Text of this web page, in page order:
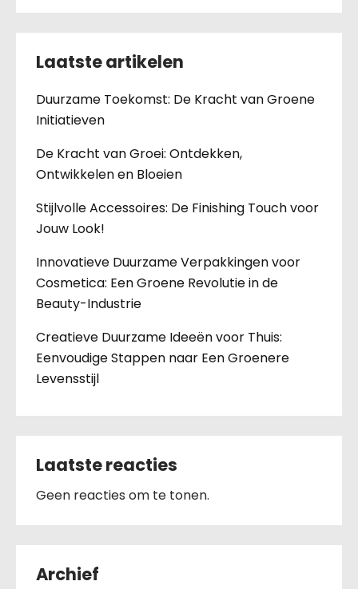
Laatste artikelen
Duurzame Toekomst: De Kracht van Groene
Initiatieven
De Kracht van Groei: Ontdekken,
Ontwikkelen en Bloeien
Stijlvolle Accessoires: De Finishing Touch voor
Jouw Look!
Innovatieve Duurzame Verpakkingen voor
Cosmetica: Een Groene Revolutie in de
Beauty-Industrie
Creatieve Duurzame Ideeën voor Thuis:
Eenvoudige Stappen naar Een Groenere
Levensstijl
Laatste reacties
Geen reacties om te tonen.
Archief